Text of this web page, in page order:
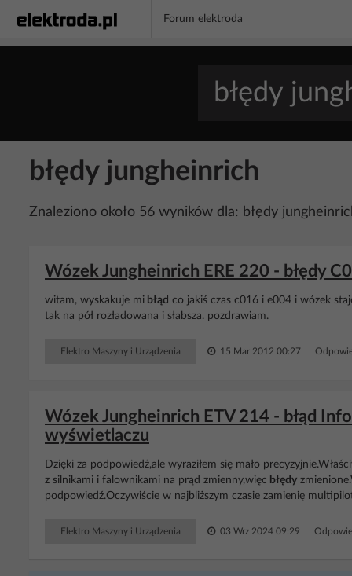
Forum elektroda
błędy jungheinrich
Znaleziono około 56 wyników dla: błędy
Wózek Jungheinrich ERE 220 - błędy
witam, wyskakuje mi błąd co jakiś czas c016 i e004 i wózek
tak na pół rozładowana i słabsza. pozdrawiam.
Elektro Maszyny i Urządzenia 15 Mar 2012 00:27
Wózek Jungheinrich ETV 214 - błąd
wyświetlaczu
Dzięki za podpowiedż,ale wyraziłem się mało
z silnikami i falownikami na prąd zmienny,więc błędy
podpowiedź.Oczywiście w najbliższym czasie zamienię
Elektro Maszyny i Urządzenia 03 Wrz 2024 09:29